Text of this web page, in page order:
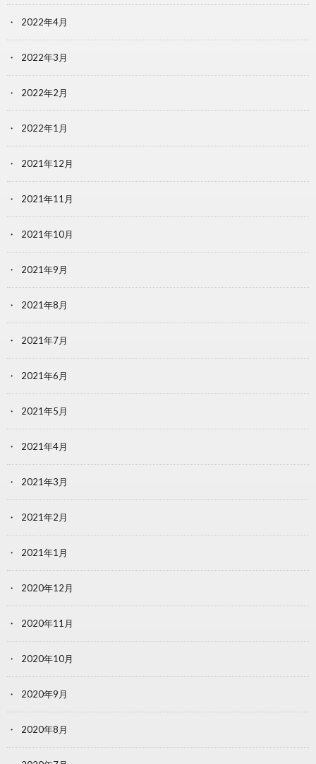
2022年4月
2022年3月
2022年2月
2022年1月
2021年12月
2021年11月
2021年10月
2021年9月
2021年8月
2021年7月
2021年6月
2021年5月
2021年4月
2021年3月
2021年2月
2021年1月
2020年12月
2020年11月
2020年10月
2020年9月
2020年8月